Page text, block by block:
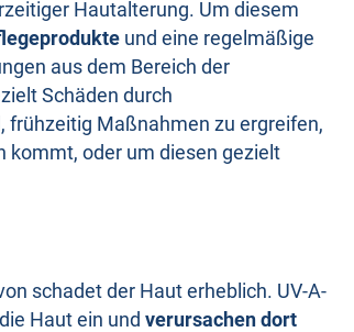
Hautalterung. Um diesem
und eine regelmäßige
aus dem Bereich der
Schäden durch
frühzeitig Maßnahmen zu ergreifen,
kommt, oder um diesen gezielt
schadet der Haut erheblich. UV-A-
Haut ein und verursachen dort